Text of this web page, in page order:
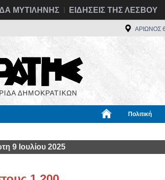
ΜΥΤΙΛΗΝΗΣ ΕΙΔΗΣΕΙΣ ΤΗΣ ΛΕΣΒΟΥ
ΑΡΙΩΝΟΣ
ΔΗΜΟΚΡΑΤΙΚΩΝ
Πολιτική
9 Ιουλίου 2025